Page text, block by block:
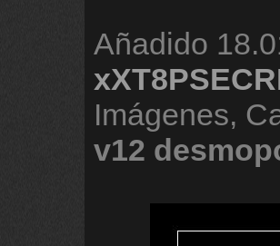
Añadido
Imágenes,
v12